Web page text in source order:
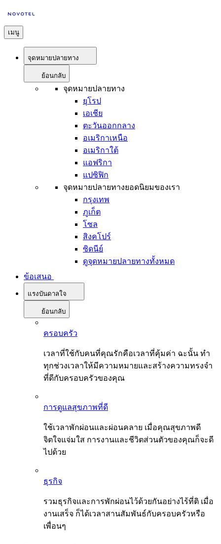
เมนู
จุดหมายปลายทาง
ย้อนกลับ
จุดหมายปลายทาง
ยุโรป
เอเชีย
ตะวันออกกลาง
อเมริกาเหนือ
อเมริกาใต้
แอฟริกา
แปซิฟิก
จุดหมายปลายทางยอดนิยมของเรา
กรุงเทพ
ภูเก็ต
โซล
สิงคโปร์
ซิดนีย์
ดูจุดหมายปลายทางทั้งหมด
ข้อเสนอ
แรงบันดาลใจ
ย้อนกลับ
ครอบครัว
เวลาที่ใช้กับคนที่คุณรักคือเวลาที่คุ้มค่า ฉะนั้น ทำ
ทุกช่วงเวลาให้มีความหมายและสร้างความทรงจำ
ที่ดีกับครอบครัวของคุณ
การดูแลสุขภาพที่ดี
ใช้เวลาพักผ่อนและผ่อนคลาย เมื่อคุณสุขภาพดี
จิตใจแจ่มใส การงานและชีวิตส่วนตัวของคุณก็จะดี
ไปด้วย
ธุรกิจ
รวมธุรกิจและการพักผ่อนไว้ด้วยกันอย่างไร้ที่ติ เมื่อ
งานเสร็จ ก็ได้เวลาสานสัมพันธ์กับครอบครัวหรือ
เพื่อนๆ